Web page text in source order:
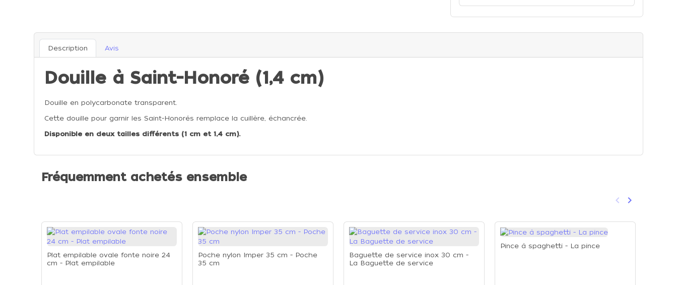
Description Avis
Douille à Saint-Honoré (1,4 cm)
Douille en polycarbonate transparent.
Cette douille pour garnir les Saint-Honorés remplace la cuillère, échancrée.
Disponible en deux tailles différents (1 cm et 1,4 cm).
Fréquemment achetés ensemble
Précédent
keyboard_arrow_left Suivant
keyboard_arrow_right
Plat empilable ovale fonte noire 24
cm - Plat empilable
Poche nylon Imper 35 cm - Poche
35 cm
Baguette de service inox 30 cm -
La Baguette de service
Pince à spaghetti - La pince